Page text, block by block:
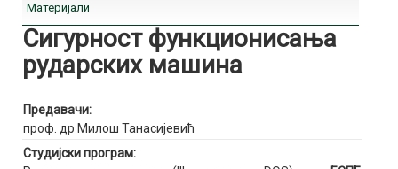
Материјали
Сигурност функционисања
рударских машина
Предавачи:
проф. др Милош Танасијевић
Студијски програм: